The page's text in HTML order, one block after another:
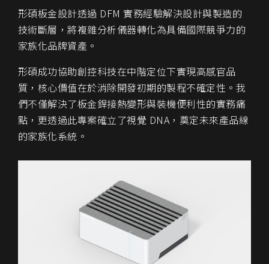
形碩板金設計透過 DFM 實務經驗解決設計與製造的
技術斷層，將複雜分析儀器轉化為具備國際競爭力的
家族化品牌資產。
形碩成功協助創控科技在中階定位下實現高感官品
質，核心價值在於消除開發初期的製程不確定性。我
們不僅解決了板金銲接熱變形與裝機便利性的實務痛
點，更透過此專案確立了視覺 DNA，奠定未來產品線
的家族化系統。